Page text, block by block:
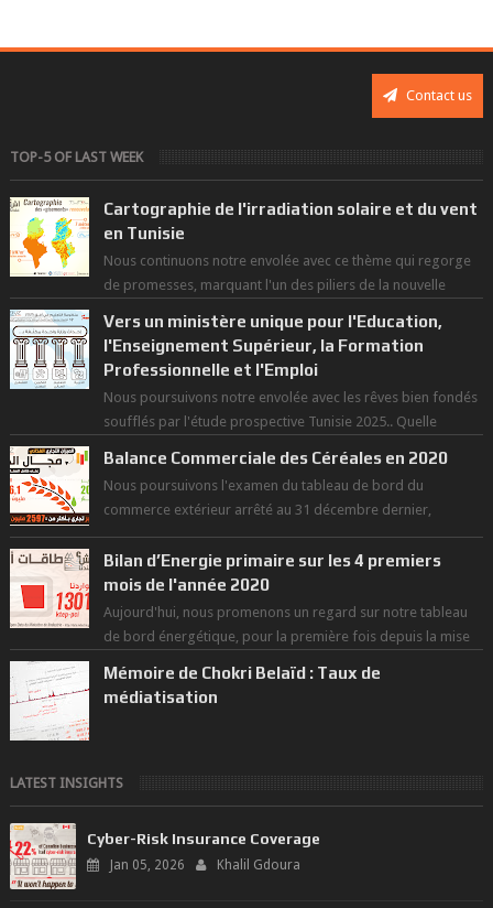
Contact us
TOP-5 OF LAST WEEK
Cartographie de l'irradiation solaire et du vent
en Tunisie
Nous continuons notre envolée avec ce thème qui regorge
de promesses, marquant l'un des piliers de la nouvelle
Vers un ministère unique pour l'Education,
l'Enseignement Supérieur, la Formation
Professionnelle et l'Emploi
Nous poursuivons notre envolée avec les rêves bien fondés
soufflés par l'étude prospective Tunisie 2025.. Quelle
Balance Commerciale des Céréales en 2020
Nous poursuivons l'examen du tableau de bord du
commerce extérieur arrêté au 31 décembre dernier,
rendant compte de nos prouesses et man...
Bilan d’Energie primaire sur les 4 premiers
mois de l'année 2020
Aujourd'hui, nous promenons un regard sur notre tableau
de bord énergétique, pour la première fois depuis la mise
Mémoire de Chokri Belaïd : Taux de
médiatisation
LATEST INSIGHTS
Cyber-Risk Insurance Coverage
Jan 05, 2026 Khalil Gdoura